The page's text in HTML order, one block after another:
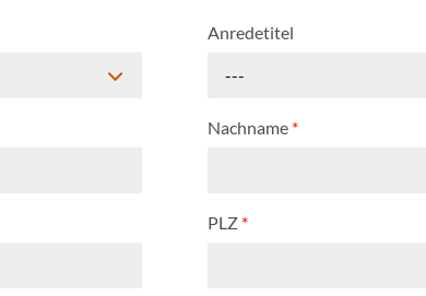
Anredetitel
---
Nachname *
PLZ *